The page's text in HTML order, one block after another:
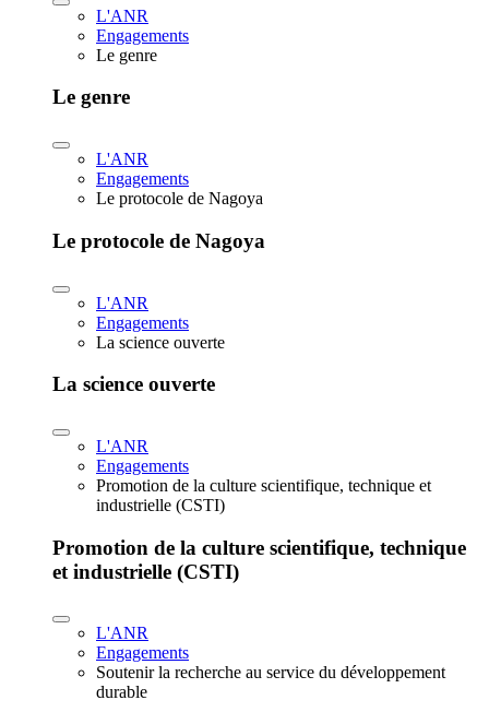
L'ANR
Engagements
Le genre
Le genre
L'ANR
Engagements
Le protocole de Nagoya
Le protocole de Nagoya
L'ANR
Engagements
La science ouverte
La science ouverte
L'ANR
Engagements
Promotion de la culture scientifique, technique et
industrielle (CSTI)
Promotion de la culture scientifique, technique
et industrielle (CSTI)
L'ANR
Engagements
Soutenir la recherche au service du développement
durable